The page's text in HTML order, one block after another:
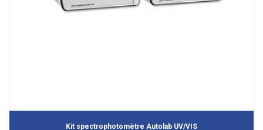
Kit spectrophotomètre Autolab UV/VIS